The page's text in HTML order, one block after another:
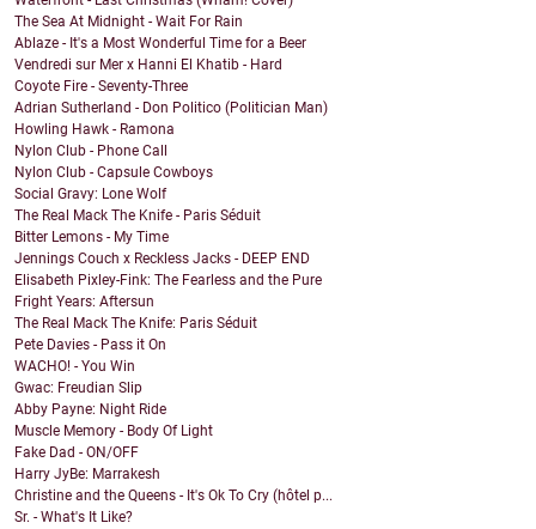
The Sea At Midnight - Wait For Rain
Ablaze - It's a Most Wonderful Time for a Beer
Vendredi sur Mer x Hanni El Khatib - Hard
Coyote Fire - Seventy-Three
Adrian Sutherland - Don Politico (Politician Man)
Howling Hawk - Ramona
Nylon Club - Phone Call
Nylon Club - Capsule Cowboys
Social Gravy: Lone Wolf
The Real Mack The Knife - Paris Séduit
Bitter Lemons - My Time
Jennings Couch x Reckless Jacks - DEEP END
Elisabeth Pixley-Fink: The Fearless and the Pure
Fright Years: Aftersun
The Real Mack The Knife: Paris Séduit
Pete Davies - Pass it On
WACHO! - You Win
Gwac: Freudian Slip
Abby Payne: Night Ride
Muscle Memory - Body Of Light
Fake Dad - ON/OFF
Harry JyBe: Marrakesh
Christine and the Queens - It's Ok To Cry (hôtel p...
Sr. - What's It Like?